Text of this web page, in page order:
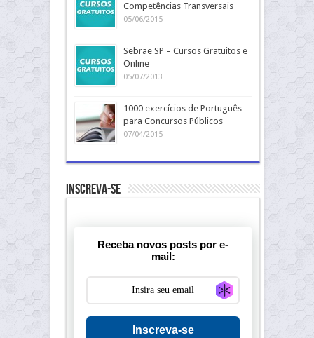
Competências Transversais
05/06/2015
Sebrae SP – Cursos Gratuitos e
Online
05/07/2013
1000 exercícios de Português
para Concursos Públicos
07/04/2015
Inscreva-se
Receba novos posts por e-
mail:
Inscreva-se